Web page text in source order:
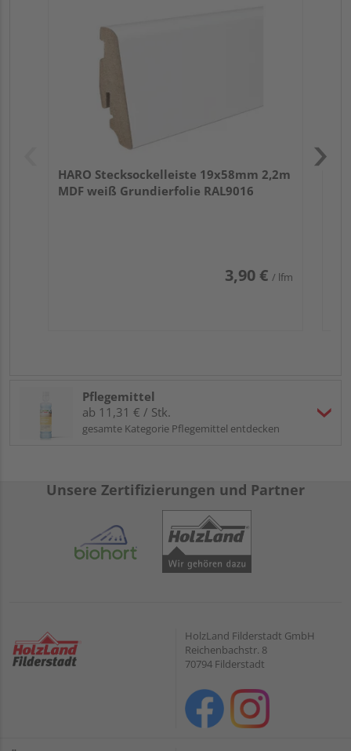
HARO Stecksockelleiste 19x58mm 2,2m
MDF weiß Grundierfolie RAL9016
3,90 € / lfm
Pflegemittel
ab 11,31 € / Stk.
gesamte Kategorie Pflegemittel entdecken
Unsere Zertifizierungen und Partner
HolzLand Filderstadt GmbH
Reichenbachstr. 8
70794 Filderstadt